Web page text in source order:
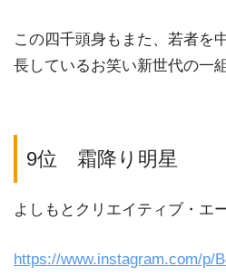
この四千頭身もまた、若者を
長しているお笑い新世代の一
9位 霜降り明星
よしもとクリエイティブ・エ
https://www.instagram.com/p/